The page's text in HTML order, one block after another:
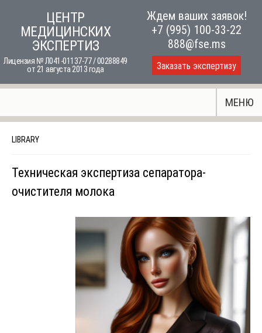
content
ЦЕНТР
МЕДИЦИНСКИХ
ЭКСПЕРТИЗ
Лицензия № Л041-01137-77 / 00288849
от 21 августа 2013 года
Ждем ваших заявок!
+7 (995) 100-33-22
888@fse.ms
Заказать экспертизу
МЕНЮ
LIBRARY
Техническая экспертиза сепаратора-
очистителя молока